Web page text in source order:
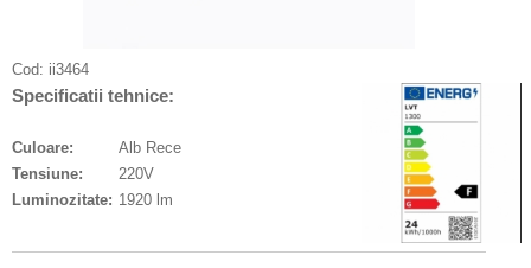
Cod: ii3464
Specificatii tehnice:
Culoare:
Alb Rece
Tensiune:
220V
Luminozitate: 1920 lm